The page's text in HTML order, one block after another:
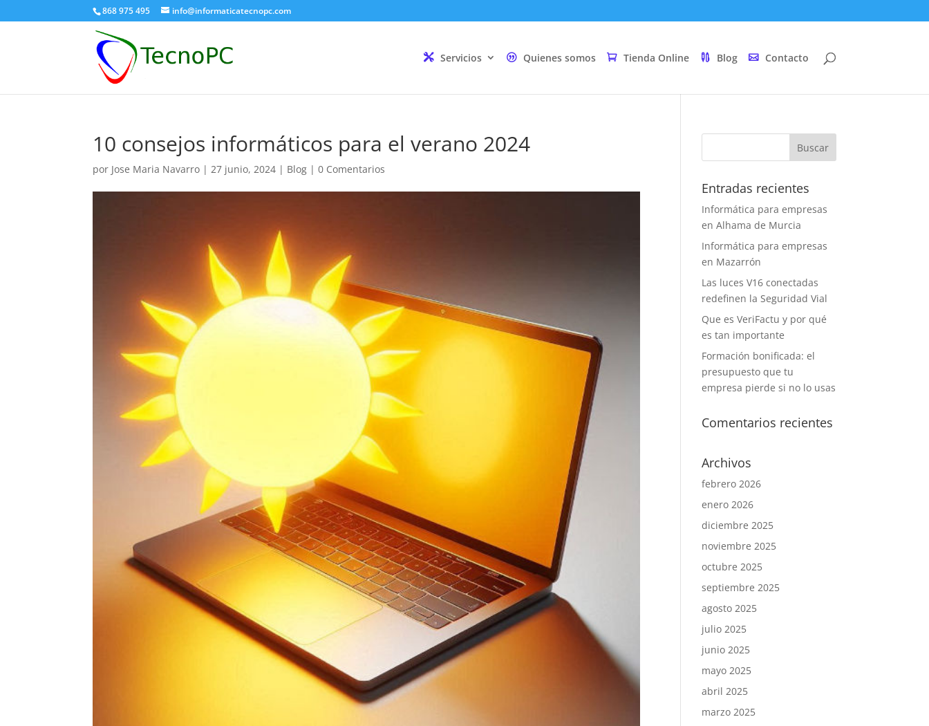
868 975 495 info@informaticatecnopc.com
Servicios Quienes somos Tienda Online Blog Contacto
10 consejos informáticos para el verano 2024
por Jose Maria Navarro |27 junio, 2024 | Blog |0 Comentarios
Entradas recientes
Informática para empresas
en Alhama de Murcia
Informática para empresas
en Mazarrón
Las luces V16 conectadas
redefinen la Seguridad Vial
Que es VeriFactu y por qué
es tan importante
Formación bonificada: el
presupuesto que tu
empresa pierde si no lo usas
Comentarios recientes
Archivos
febrero 2026
enero 2026
diciembre 2025
noviembre 2025
octubre 2025
septiembre 2025
agosto 2025
julio 2025
junio 2025
mayo 2025
abril 2025
marzo 2025